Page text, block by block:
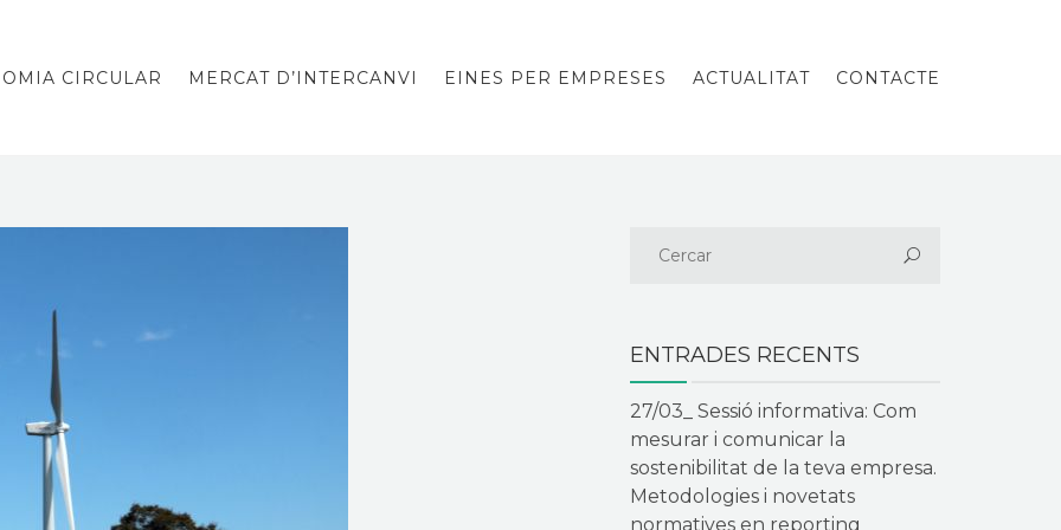
CIRCULAR MERCAT D’INTERCANVI EINES PER EMPRESES ACTUALITAT CONTACTE
ENTRADES RECENTS
27/03_ Sessió informativa: Com
mesurar i comunicar la
sostenibilitat de la teva empresa.
Metodologies i novetats
normatives en reporting